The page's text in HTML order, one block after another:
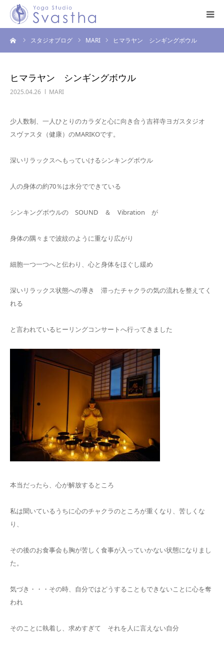
スタジオブログ MARI ヒマラヤン シンギングボウル
ヒマラヤン シンギングボウル
2025.04.26 MARI
少人数制、一人ひとりのカラダと心に向き合う吉祥寺ヨガスタジオ
スヴァスタ（健康）のMARIKOです。
深いリラックスへもっていけるシンキングボウル
人の身体の約70％は水分でできている
シンキングボウルの SOUND ＆ Vibration が
身体の隅々まで波紋のように重なり広がり
細胞一つ一つへと伝わり、心と身体をほぐし緩め
深いリラックス状態への導き 滞ったチャクラの気の流れを整えてく
れる
と言われているヒーリングコンサートへ行ってきました
本当だったら、心が解放するところ
私は聞いているうちに心のチャクラのところが重くなり、苦しくな
り、
その後のお食事会も胸が苦しく食事が入っていかない状態になりまし
た。
気づき・・・その時、自分ではどうすることもできないことに心を奪
われ
そのことに執着し、求めすぎて それを人に言えない自分
はじめての方へ
スタジオ案内
お問い合わせ